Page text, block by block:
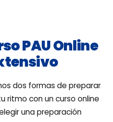
PAU Online
dos formas de preparar
ritmo con un curso online
una preparación